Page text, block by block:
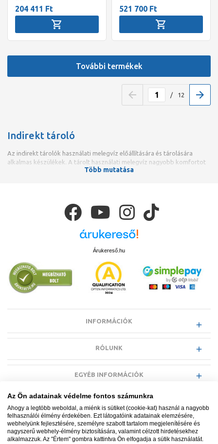
204 411 Ft 521 700 Ft
További termékek
/ 12
Indirekt tároló
Az indirekt tárolók használati melegvíz előállítására és tárolására
alkalmas készülékek. A tárolt használati melegvíz nagyobb komfortot
biztosít felhasználójának, mint az átfolyós elven működő melegvíz
Indirekt tárolók
Az indirekt tároló működési elve, műszaki jellemzői
Az indirekt tároló működési elve, hogy a hőtermelő berendezés – ami
jellemzően kazán, hőszivattyú vagy napkollektor szokott lenni – egy
az abban keringő szolár folyadékot) az indirekt tároló csőkígyójába
irányítja. A csőkígyóban keringő forró fűtőközeg hőt ad le és
elraktározva azt későbbi felhasználásra.
A klasszikus 1 csőkígyós, vagy más néven 1 hőcserélős kivitel egy
csőkígyós indirekt tárolók jellemzően két hőtermelőt képesek fogadni,
általában az egyik csőkígyón a kazánból, míg a másikon a
hőszivattyúból vagy a napkollektorból származó hőenergiát
hasznosítjuk és melegítjük fel segítségükkel a tárolt használati
Több mutatása
Árukereső.hu
INFORMÁCIÓK
RÓLUNK
EGYÉB INFORMÁCIÓK
Az Ön adatainak védelme fontos számunkra
Ahogy a legtöbb weboldal, a miénk is sütiket (cookie-kat) használ a nagyobb
felhasználói élmény érdekében. Ezt látogatóink adatainak elemzésére,
webhelyünk fejlesztésére, személyre szabott tartalom megjelenítésére és
nagyszerű webhely-élmény biztosítására, valamint célzott hirdetésekhez
alkalmazzuk. Az "Értem" gombra kattintva Ön elfogadja a sütik használatát.